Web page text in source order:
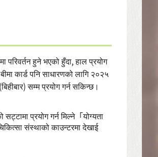
परिवर्तन हुने भएको हुँदा, हाल प्रयोग
कार्ड पनि साधारणको लागि २०२५
सम्म प्रयोग गर्न सकिन्छ।
प्रयोग गर्न मिल्ने「योग्यता
संस्थाको काउन्टरमा देखाई